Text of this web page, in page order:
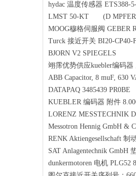
hydac 温度传感器
LMST 50-KT (D
MOOG穆格伺服阀
Turck 接近开关 BI20-
BJORN V2 SPIEGELS
翊霈优势供应kuebler编码
ABB Capacitor, 8 muF,
DATAPAQ 3485439
KUEBLER 编码器 附件
LORENZ MESSTECHNIK
Messotron Hennig GmbH
RENK Aktiengesellschaft
SAT Anlagentechnik
dunkermotoren 电机